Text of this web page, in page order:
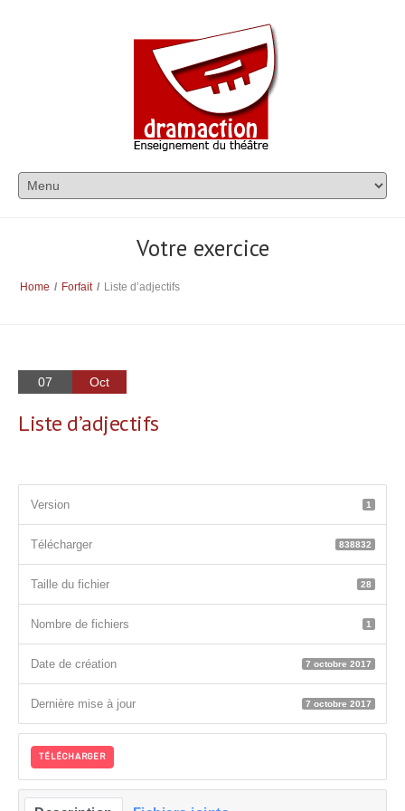
Votre exercice
Home / Forfait / Liste d’adjectifs
07 Oct
Liste d’adjectifs
Version 1
Télécharger 838832
Taille du fichier 28
Nombre de fichiers 1
Date de création 7 octobre 2017
Dernière mise à jour 7 octobre 2017
TÉLÉCHARGER